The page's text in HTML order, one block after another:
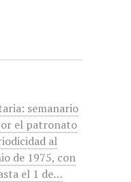
semanario
el patronato
al
de 1975, con
el 1 de…